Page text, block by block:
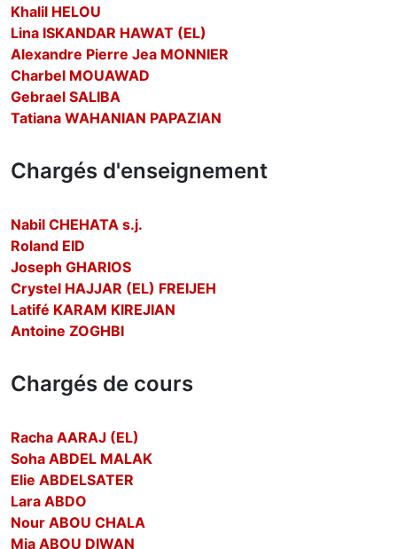
Khalil HELOU
Lina ISKANDAR HAWAT (EL)
Alexandre Pierre Jea MONNIER
Charbel MOUAWAD
Gebrael SALIBA
Tatiana WAHANIAN PAPAZIAN
Chargés d'enseignement
Nabil CHEHATA s.j.
Roland EID
Joseph GHARIOS
Crystel HAJJAR (EL) FREIJEH
Latifé KARAM KIREJIAN
Antoine ZOGHBI
Chargés de cours
Racha AARAJ (EL)
Soha ABDEL MALAK
Elie ABDELSATER
Lara ABDO
Nour ABOU CHALA
Mia ABOU DIWAN